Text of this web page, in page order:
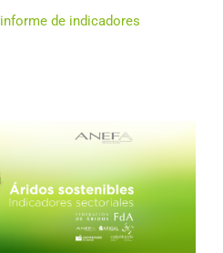
informe de indicadores